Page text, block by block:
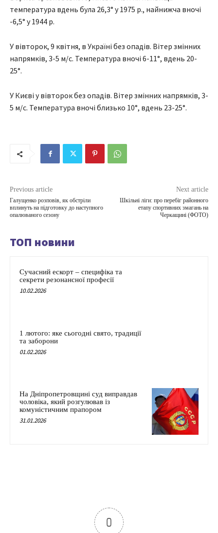
температура вдень була 26,3° у 1975 р., найнижча вночі
-6,5° у 1944 р.
У вівторок, 9 квітня, в Україні без опадів. Вітер змінних
напрямків, 3-5 м/с. Температура вночі 6-11°, вдень 20-
25°.
У Києві у вівторок без опадів. Вітер змінних напрямків, 3-
5 м/с. Температура вночі близько 10°, вдень 23-25°.
Previous article
Галущенко розповів, як обстріли
вплинуть на підготовку до наступного
опалюваного сезону
Next article
Шкільні ліги: про перебіг районного
етапу спортивних змагань на
Черкащині (ФОТО)
ТОП новини
Сучасний ескорт – специфіка та
секрети резонансної професії
10.02.2026
1 лютого: яке сьогодні свято, традиції
та заборони
01.02.2026
На Дніпропетровщині суд виправдав
чоловіка, який розгулював із
комуністичним прапором
31.01.2026
0